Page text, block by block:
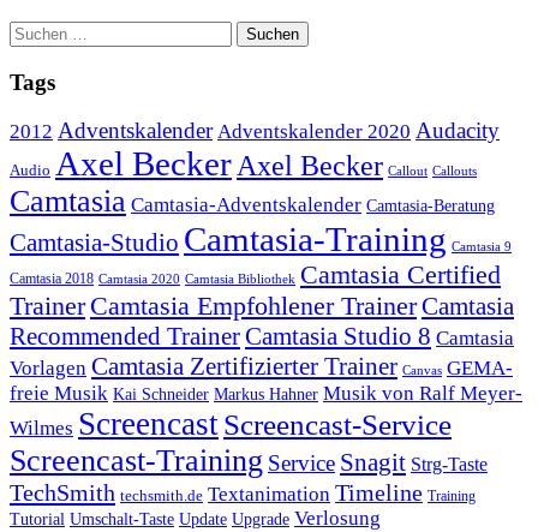
Tags
2012 Adventskalender Adventskalender 2020 Audacity
Audio Axel BeckerAxel Becker Callout Callouts
Camtasia Camtasia-Adventskalender Camtasia-Beratung
Camtasia-Studio Camtasia-Training Camtasia 9
Camtasia 2018 Camtasia 2020 Camtasia Bibliothek Camtasia Certified
Trainer Camtasia Empfohlener TrainerCamtasia
Recommended TrainerCamtasia Studio 8 Camtasia
Vorlagen Camtasia Zertifizierter Trainer Canvas GEMA-
freie Musik Kai Schneider Markus Hahner Musik von Ralf Meyer-
Wilmes ScreencastScreencast-Service
Screencast-Training Service Snagit Strg-Taste
TechSmith techsmith.de Textanimation Timeline Training
Tutorial Umschalt-Taste Update Upgrade Verlosung